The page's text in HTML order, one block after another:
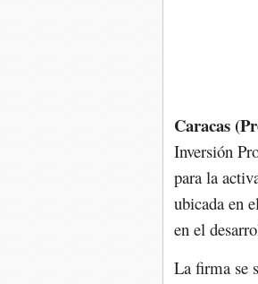
Caracas
Inversión
para la
ubicada en
en el
La firma se